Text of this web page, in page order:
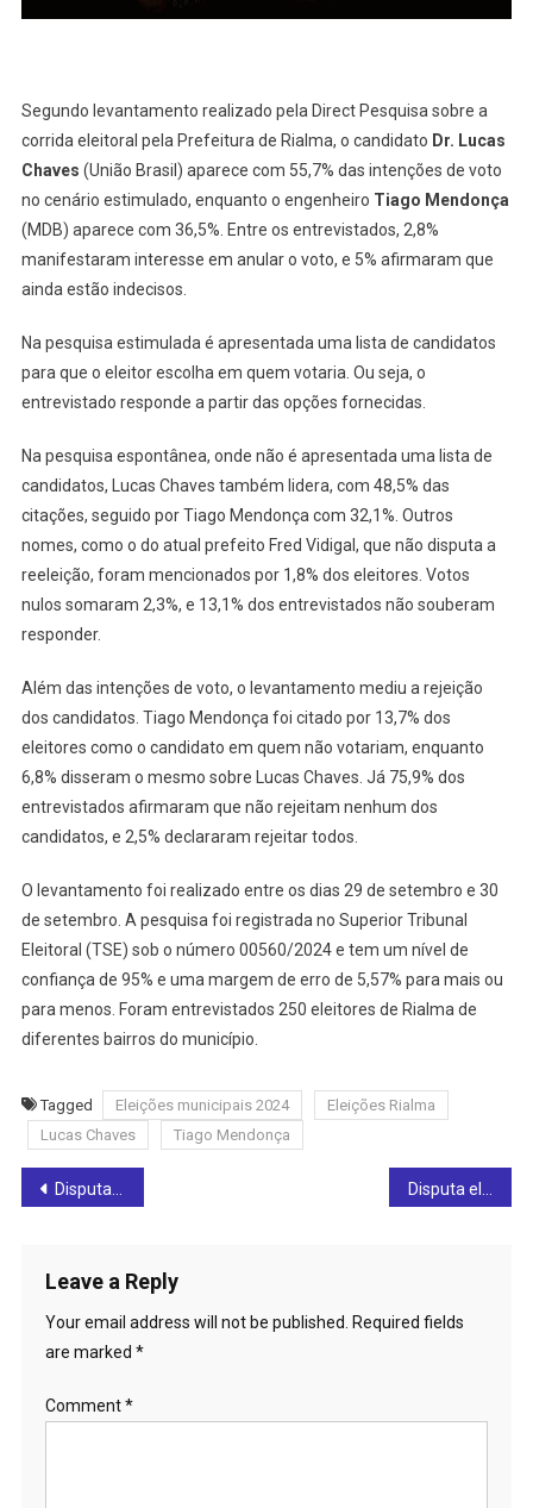
Segundo levantamento realizado pela Direct Pesquisa sobre a
corrida eleitoral pela Prefeitura de Rialma, o candidato Dr. Lucas
Chaves (União Brasil) aparece com 55,7% das intenções de voto
no cenário estimulado, enquanto o engenheiro Tiago Mendonça
(MDB) aparece com 36,5%. Entre os entrevistados, 2,8%
manifestaram interesse em anular o voto, e 5% afirmaram que
ainda estão indecisos.
Na pesquisa estimulada é apresentada uma lista de candidatos
para que o eleitor escolha em quem votaria. Ou seja, o
entrevistado responde a partir das opções fornecidas.
Na pesquisa espontânea, onde não é apresentada uma lista de
candidatos, Lucas Chaves também lidera, com 48,5% das
citações, seguido por Tiago Mendonça com 32,1%. Outros
nomes, como o do atual prefeito Fred Vidigal, que não disputa a
reeleição, foram mencionados por 1,8% dos eleitores. Votos
nulos somaram 2,3%, e 13,1% dos entrevistados não souberam
responder.
Além das intenções de voto, o levantamento mediu a rejeição
dos candidatos. Tiago Mendonça foi citado por 13,7% dos
eleitores como o candidato em quem não votariam, enquanto
6,8% disseram o mesmo sobre Lucas Chaves. Já 75,9% dos
entrevistados afirmaram que não rejeitam nenhum dos
candidatos, e 2,5% declararam rejeitar todos.
O levantamento foi realizado entre os dias 29 de setembro e 30
de setembro. A pesquisa foi registrada no Superior Tribunal
Eleitoral (TSE) sob o número 00560/2024 e tem um nível de
confiança de 95% e uma margem de erro de 5,57% para mais ou
para menos. Foram entrevistados 250 eleitores de Rialma de
diferentes bairros do município.
Tagged Eleições municipais 2024
Eleições Rialma
Lucas Chaves
Tiago Mendonça
Post
Disputa acirrada em Ceres: pesquisa divulgada nesta sexta-feira (04) aponta empate técnico entre três candidatos a prefeito Disputa eleitoral em Rialma: pesquisa divulgada neste sábado (05) aponta Tiago Mendonça (MDB) na liderança pela prefeitura
Leave a Reply
Your email address will not be published. Required fields
are marked *
Comment*